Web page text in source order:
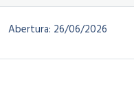
Abertura: 26/06/2026